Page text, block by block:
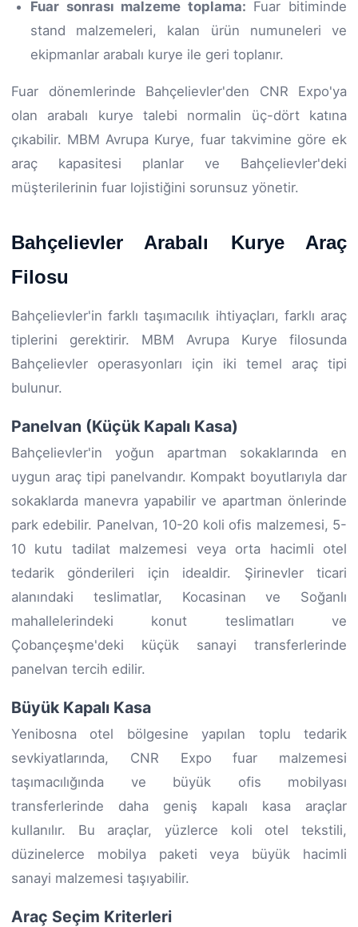
Fuar sonrası malzeme toplama: Fuar bitiminde
stand malzemeleri, kalan ürün numuneleri ve
ekipmanlar arabalı kurye ile geri toplanır.
Fuar dönemlerinde Bahçelievler'den CNR Expo'ya
olan arabalı kurye talebi normalin üç-dört katına
çıkabilir. MBM Avrupa Kurye, fuar takvimine göre ek
araç kapasitesi planlar ve Bahçelievler'deki
müşterilerinin fuar lojistiğini sorunsuz yönetir.
Bahçelievler Arabalı Kurye Araç
Filosu
Bahçelievler'in farklı taşımacılık ihtiyaçları, farklı araç
tiplerini gerektirir. MBM Avrupa Kurye filosunda
Bahçelievler operasyonları için iki temel araç tipi
bulunur.
Panelvan (Küçük Kapalı Kasa)
Bahçelievler'in yoğun apartman sokaklarında en
uygun araç tipi panelvandır. Kompakt boyutlarıyla dar
sokaklarda manevra yapabilir ve apartman önlerinde
park edebilir. Panelvan, 10-20 koli ofis malzemesi, 5-
10 kutu tadilat malzemesi veya orta hacimli otel
tedarik gönderileri için idealdir. Şirinevler ticari
alanındaki teslimatlar, Kocasinan ve Soğanlı
mahallelerindeki konut teslimatları ve
Çobançeşme'deki küçük sanayi transferlerinde
panelvan tercih edilir.
Büyük Kapalı Kasa
Yenibosna otel bölgesine yapılan toplu tedarik
sevkiyatlarında, CNR Expo fuar malzemesi
taşımacılığında ve büyük ofis mobilyası
transferlerinde daha geniş kapalı kasa araçlar
kullanılır. Bu araçlar, yüzlerce koli otel tekstili,
düzinelerce mobilya paketi veya büyük hacimli
sanayi malzemesi taşıyabilir.
Araç Seçim Kriterleri